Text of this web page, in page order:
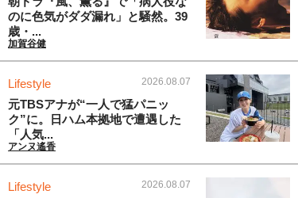
のに色気がダダ漏れ」と騒然。39
歳・...
加賀谷健
Lifestyle 2026.08.07
元TBSアナが“一人で猛パニッ
ク”に。日ハム本拠地で遭遇した
「人気...
アンヌ遙香
Lifestyle 2026.08.07